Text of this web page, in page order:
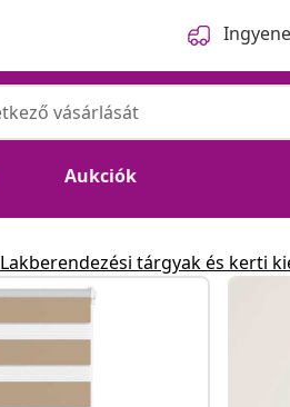
Aukciók
Lakberendezési tárgyak és kerti